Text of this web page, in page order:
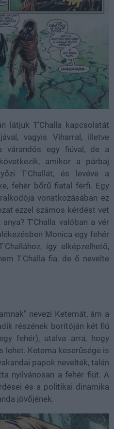
látjuk T'Challa kapcsolatát
vagyis Viharral, illetve
várandós egy fiúval, de a
amikor a párbaj
T'Challát, és levéve a
fehér bőrű fiatal férfi. Egy
vonatkozásában ez
ezzel számos kérdést vet
T'Challa valóban a vér
Monica egy fehér
így elképzelhető,
T'Challa fia, de ő nevelte
nevezi Ketemát, ám a
részének borítóján két fiú
fehér), utalva arra, hogy
lehet. Ketema keserűsége is
papok nevelték, talán
nyilvánosan a fehér fiút. A
és a politikai dinamika
jövőjének.